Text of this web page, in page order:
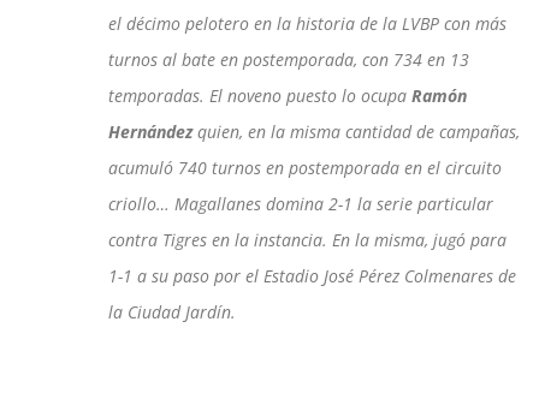
el décimo pelotero en la historia de la LVBP con más
turnos al bate en postemporada, con 734 en 13
temporadas. El noveno puesto lo ocupa Ramón
Hernándezquien, en la misma cantidad de campañas,
acumuló 740 turnos en postemporada en el circuito
criollo… Magallanes domina 2-1 la serie particular
contra Tigres en la instancia. En la misma, jugó para
1-1 a su paso por el Estadio José Pérez Colmenares de
la Ciudad Jardín.